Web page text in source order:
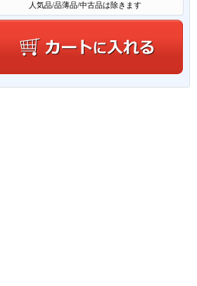
人気品/品薄品/中古品は除きます